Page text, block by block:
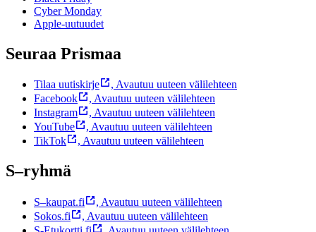
Cyber Monday
Apple-uutuudet
Seuraa Prismaa
Tilaa uutiskirje , Avautuu uuteen välilehteen
Facebook
, Avautuu uuteen välilehteen
Instagram
, Avautuu uuteen välilehteen
YouTube
, Avautuu uuteen välilehteen
TikTok
, Avautuu uuteen välilehteen
S–ryhmä
S–kaupat.fi , Avautuu uuteen välilehteen
Sokos.fi
, Avautuu uuteen välilehteen